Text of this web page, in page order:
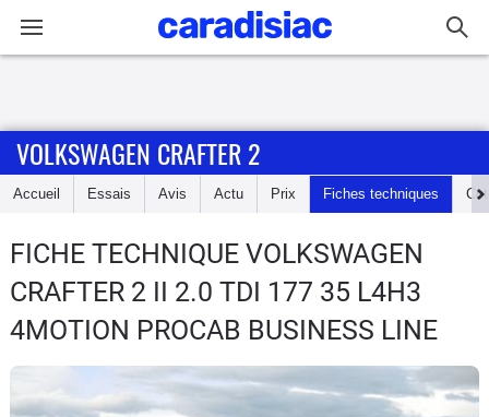
Accueil
Essais
Guide
d'achat
Electriques
VOLKSWAGEN CRAFTER 2
Accueil Essais Avis Actu Prix Fiches techniques
FICHE TECHNIQUE VOLKSWAGEN
CRAFTER 2 II 2.0 TDI 177 35 L4H3
4MOTION PROCAB BUSINESS LINE